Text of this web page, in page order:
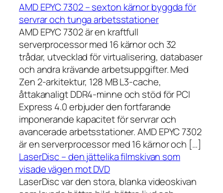
AMD EPYC 7302 – sexton kärnor byggda för
servrar och tunga arbetsstationer
AMD EPYC 7302 är en kraftfull
serverprocessor med 16 kärnor och 32
trådar, utvecklad för virtualisering, databaser
och andra krävande arbetsuppgifter. Med
Zen 2-arkitektur, 128 MB L3-cache,
åttakanaligt DDR4-minne och stöd för PCI
Express 4.0 erbjuder den fortfarande
imponerande kapacitet för servrar och
avancerade arbetsstationer. AMD EPYC 7302
är en serverprocessor med 16 kärnor och […]
LaserDisc – den jättelika filmskivan som
visade vägen mot DVD
LaserDisc var den stora, blanka videoskivan